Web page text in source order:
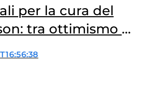
per la cura del
tra ottimismo e